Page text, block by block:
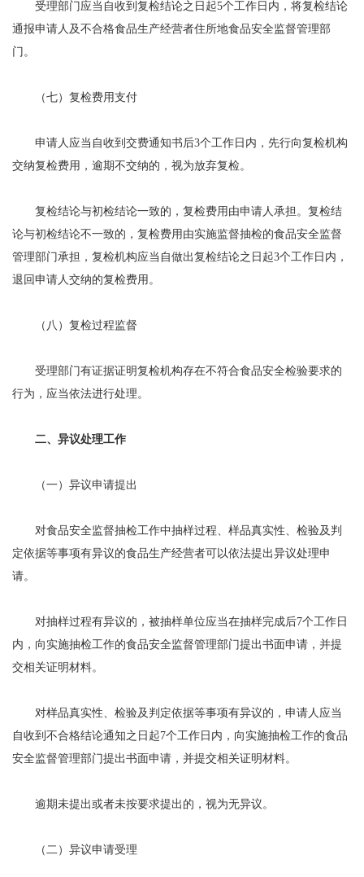
受理部门应当自收到复检结论之日起5个工作日内，将复检结论
通报申请人及不合格食品生产经营者住所地食品安全监督管理部
门。
（七）复检费用支付
申请人应当自收到交费通知书后3个工作日内，先行向复检机构
交纳复检费用，逾期不交纳的，视为放弃复检。
复检结论与初检结论一致的，复检费用由申请人承担。复检结
论与初检结论不一致的，复检费用由实施监督抽检的食品安全监督
管理部门承担，复检机构应当自做出复检结论之日起3个工作日内，
退回申请人交纳的复检费用。
（八）复检过程监督
受理部门有证据证明复检机构存在不符合食品安全检验要求的
行为，应当依法进行处理。
二、异议处理工作
（一）异议申请提出
对食品安全监督抽检工作中抽样过程、样品真实性、检验及判
定依据等事项有异议的食品生产经营者可以依法提出异议处理申
请。
对抽样过程有异议的，被抽样单位应当在抽样完成后7个工作日
内，向实施抽检工作的食品安全监督管理部门提出书面申请，并提
交相关证明材料。
对样品真实性、检验及判定依据等事项有异议的，申请人应当
自收到不合格结论通知之日起7个工作日内，向实施抽检工作的食品
安全监督管理部门提出书面申请，并提交相关证明材料。
逾期未提出或者未按要求提出的，视为无异议。
（二）异议申请受理